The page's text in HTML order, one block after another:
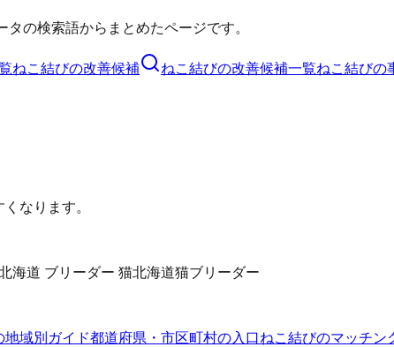
タの検索語からまとめたページです。
ねこ結びの改善候補 ねこ結びの改善候補一覧ねこ結びの
なります。
海道 ブリーダー 猫北海道猫ブリーダー
地域別ガイド都道府県・市区町村の入口ねこ結びのマッチン